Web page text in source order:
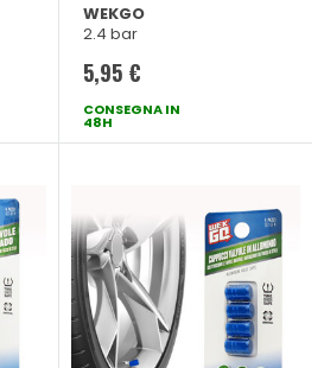
pressione - WEKGO
WEKGO
2.4 bar
5,95 €
CONSEGNA IN
48H